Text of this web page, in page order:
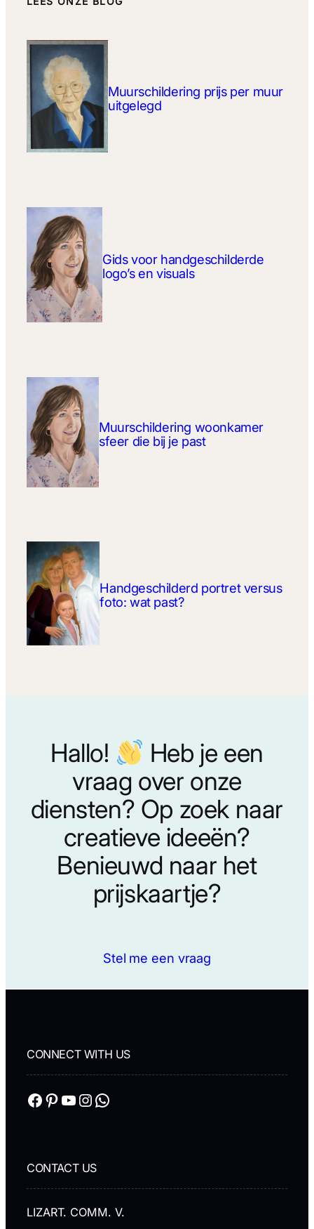
Muurschildering prijs per muur
uitgelegd
Gids voor handgeschilderde
logo’s en visuals
Muurschildering woonkamer
sfeer die bij je past
Handgeschilderd portret versus
foto: wat past?
Hallo!
Heb je een
vraag over onze
diensten? Op zoek naar
creatieve ideeën?
Benieuwd naar het
prijskaartje?
Stel me een vraag
CONNECT WITH US
Facebook Pinterest YouTube Instagram WhatsApp
CONTACT US
LIZART. COMM. V.